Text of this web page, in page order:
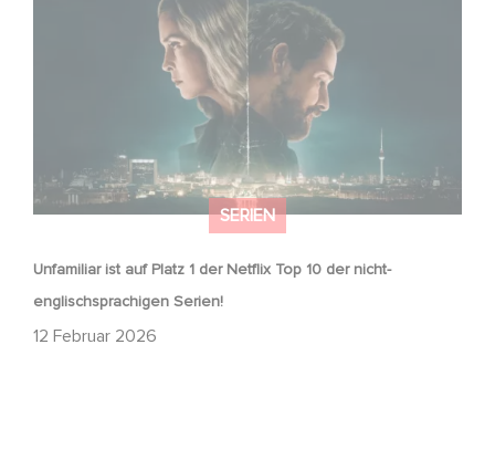
SERIEN
Unfamiliar ist auf Platz 1 der Netflix Top 10 der nicht-
englischsprachigen Serien!
12 Februar 2026
englischsprachigen Serien!